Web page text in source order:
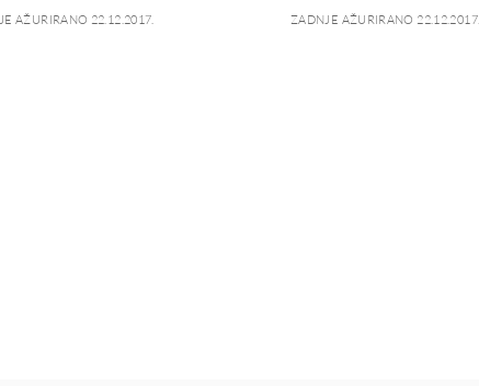
AŽURIRANO 22.12.2017. ZADNJE AŽURIRANO 22.12.2017.